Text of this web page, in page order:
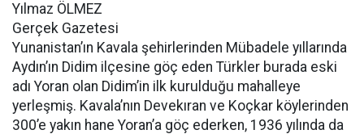
Yılmaz ÖLMEZ
Gerçek Gazetesi
Yunanistan’ın Kavala şehirlerinden Mübadele yıllarında
Aydın’ın Didim ilçesine göç eden Türkler burada eski
adı Yoran olan Didim’in ilk kurulduğu mahalleye
yerleşmiş. Kavala’nın Devekıran ve Koçkar köylerinden
300’e yakın hane Yoran’a göç ederken, 1936 yılında da